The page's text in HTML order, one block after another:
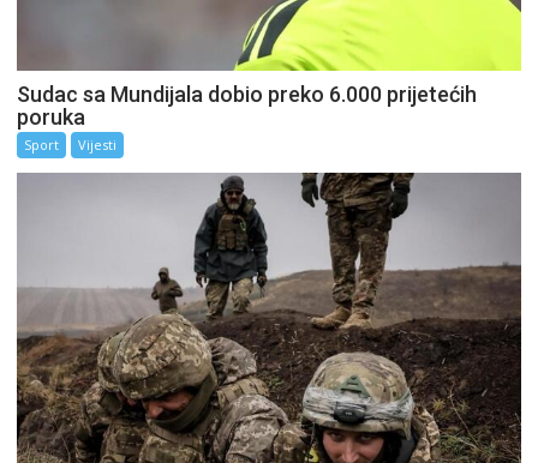
Sudac sa Mundijala dobio preko 6.000 prijetećih
poruka
Sport Vijesti